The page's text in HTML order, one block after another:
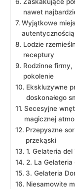
nawet
Wyjątkowe
autentycznością
Lodzie
receptury
Rodzinne
pokolenie
Ekskluzywne
doskonałego
Secesyjne
magicznej⁤
Przepyszne
przekąski
1. Gelateria
2. La Gelateria
3. Gelateria
Niesamowite